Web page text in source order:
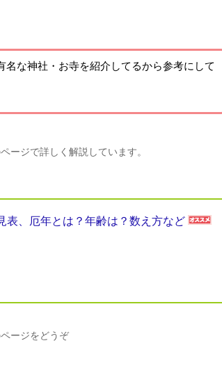
名な神社・お寺を紹介 してるから参考にして
ージで詳しく解説しています。
表、厄年とは？年齢は？数え方など
ージをどうぞ